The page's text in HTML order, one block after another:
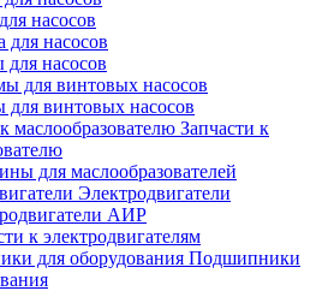
насосов
для насосов
насосов
для винтовых насосов
для винтовых насосов
Запчасти к
для маслообразователей
Электродвигатели
АИР
к электродвигателям
Подшипники